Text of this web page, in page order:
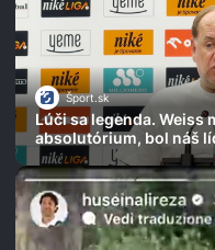
Šport.sk
Lúči sa legenda.
absolutórium, bol náš